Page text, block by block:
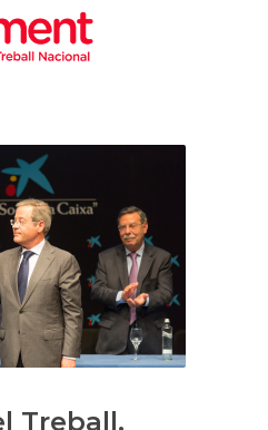
Treball,